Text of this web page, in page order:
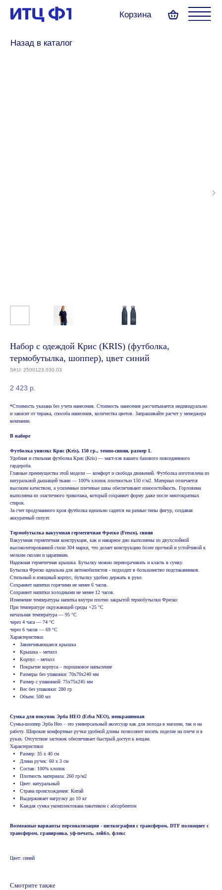
Набор с одеждой Крис (KRIS) (футболка,
термобутылка, шоппер), цвет синий
SKU: 2500123.030.03
2 423 р.
*Стоимость указана без учета нанесения. Стоимость нанесения рассчитывается индивидуально
и зависит от тиража, способа нанесения, количества цветов. Запрашивайте расчет у менеджера
компании.
В наборе
Футболка унисекс Крис (Kris), 150 гр., темно-синяя, размер L
Удобная и стильная футболка Крис (Kris) — маст-хэв вашего базового повседневного
гардероба.
Главные преимущества этой модели — комфорт и свобода движений. Футболка изготовлена из
натуральной дышащей ткани — 100% хлопок плотностью 150 г/м2. Материал отличается
высоким качеством, а усиленные плечевые швы обеспечивают износостойкость. Горловина
выполнена из эластичного трикотажа, который сохраняет форму даже после многократных
стирок.
За счет продуманного кроя футболка идеально садится на разные типы фигур, создавая
аккуратный силуэт.
Термобутылка вакуумная герметичная Фреско (Fresco), синяя
Вакуумная герметичная конструкция, как и наварное дно выполнены из двухслойной
высоколегированной стали 304 марки, что делает конструкцию более прочной и устойчивой к
мелким сколам и царапинам.
Надежная герметичная крышка. Бутылку можно переворачивать и класть в сумку.
Бутылка Фреско идеальна для автомобилистов - подходит в большинство подстаканников.
Стильный и изящный корпус, бутылку удобно держать в руке.
Сохраняет напитки горячими не менее 6 часов.
Сохраняет напитки холодными не менее 12 часов.
Изменение температуры напитка внутри плотно закрытой термобутылки Фреско:
При температуре окружающей среды +25 °С
начальная температура — 95 °С
через 4 часа — 74 °С
через 6 часов — 69 °С
Характеристики:
Завинчивающаяся крышка
Крышка – металл
Корпус – металл
Покрытие корпуса – порошковое напыление
Размеры без упаковки: 70х70х240 мм
Размер с упаковкой: 75х75х245 мм
Вес без упаковки: 280 гр
Объем: 500 мл
Сумка для покупок Эрба НЕО (Erba NEO), неокрашенная
Сумка-шоппер Эрба Нео – это универсальный аксессуар как для похода в магазин, так и на
работу. Широкие комфортные ручки удобной длины позволяют носить изделие на плече и в
руках. Отсутствие застежек обеспечивает быстрый доступ к вещам.
Характеристики:
Размер: 35 х 40 см
Длина ручек: 60 х 3 см
Состав: 100% хлопок
Плотность материала: 260 гр/м2
Цвет: натуральный
Страна происхождения: Китай
Выдерживает нагрузку до 10 кг
Каждая сумка укомплектована пакетиком с абсорбентом
Возможные варианты персонализации - шелкография с трансфером, DTF полноцвет с
трансфером, гравировка, уф-печать, лейбл, флекс
Цвет: синий
Смотрите также